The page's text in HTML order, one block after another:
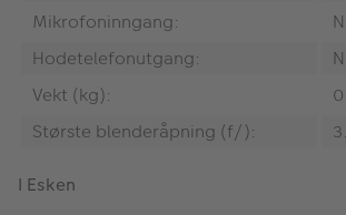
Mikrofoninngang:
Hodetelefonutgang:
Vekt (kg):
Største blenderåpning (f/):
I Esken